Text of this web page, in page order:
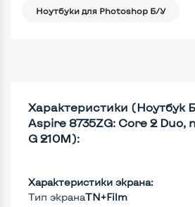
Ноутбуки для Photoshop Б/У
Характеристики (Ноутбук
Aspire 8735ZG: Core 2 Duo,
G 210M):
Характеристики экрана:
Тип экранаTN+Film